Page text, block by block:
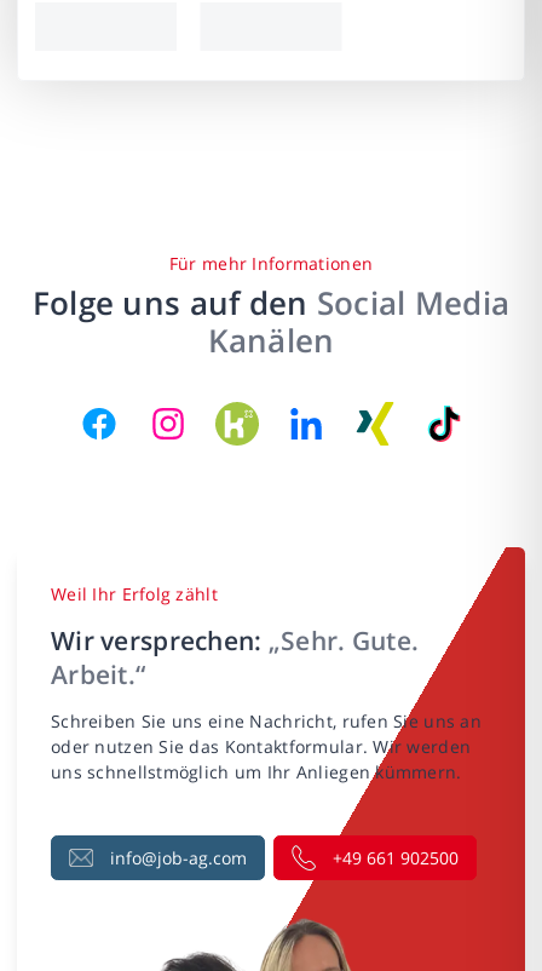
Für mehr Informationen
Folge uns auf den Social Media
Kanälen
Weil Ihr Erfolg zählt
Wir versprechen: „Sehr. Gute.
Arbeit.“
Schreiben Sie uns eine Nachricht, rufen Sie uns an
oder nutzen Sie das Kontaktformular. Wir werden
uns schnellstmöglich um Ihr Anliegen kümmern.
info@job-ag.com +49 661 902500